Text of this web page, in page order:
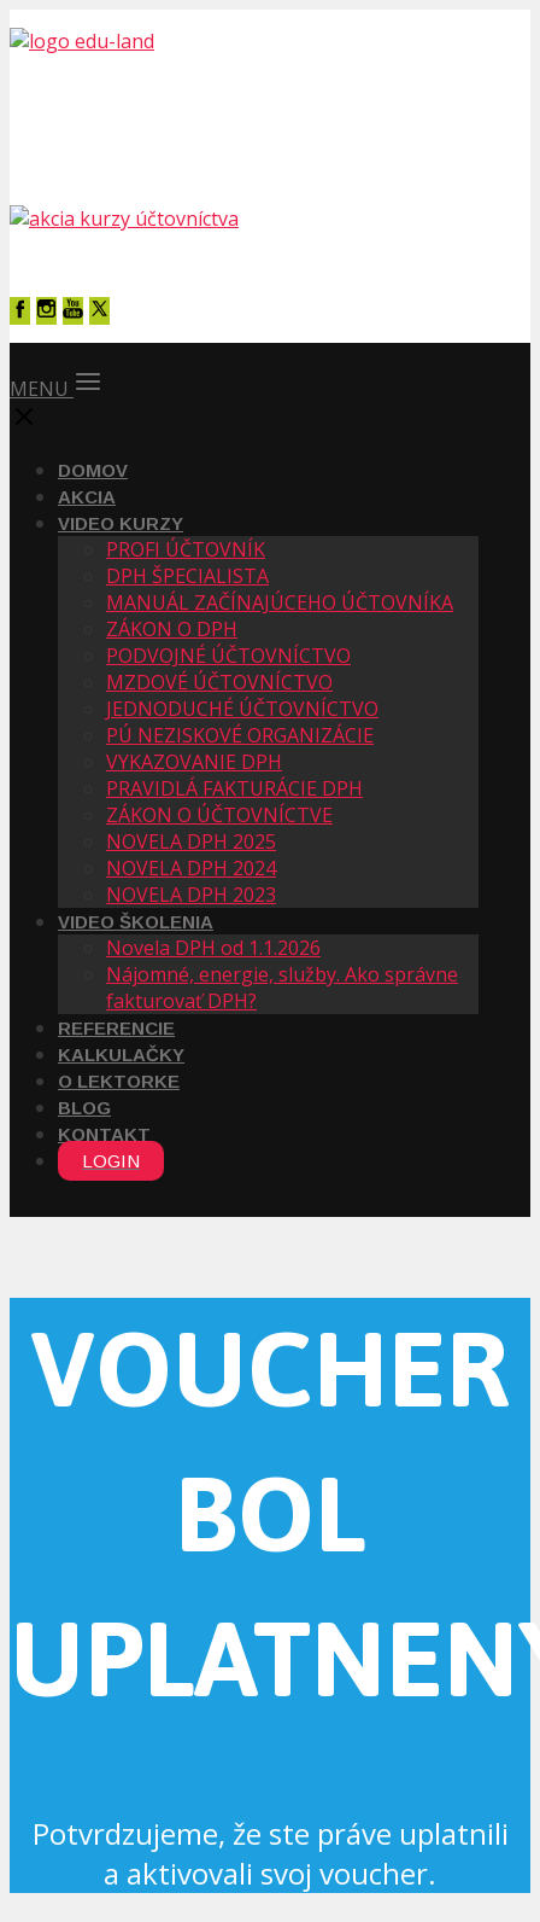
MENU
DOMOV
AKCIA
VIDEO KURZY
PROFI ÚČTOVNÍK
DPH ŠPECIALISTA
MANUÁL ZAČÍNAJÚCEHO ÚČTOVNÍKA
ZÁKON O DPH
PODVOJNÉ ÚČTOVNÍCTVO
MZDOVÉ ÚČTOVNÍCTVO
JEDNODUCHÉ ÚČTOVNÍCTVO
PÚ NEZISKOVÉ ORGANIZÁCIE
VYKAZOVANIE DPH
PRAVIDLÁ FAKTURÁCIE DPH
ZÁKON O ÚČTOVNÍCTVE
NOVELA DPH 2025
NOVELA DPH 2024
NOVELA DPH 2023
VIDEO ŠKOLENIA
Novela DPH od 1.1.2026
Nájomné, energie, služby. Ako správne
fakturovať DPH?
REFERENCIE
KALKULAČKY
O LEKTORKE
BLOG
KONTAKT
LOGIN
VOUCHER
BOL
Potvrdzujeme, že ste práve uplatnili
a aktivovali svoj voucher.